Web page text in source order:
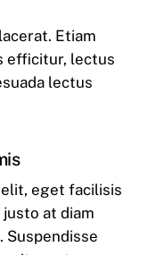
Etiam
efficitur, lectus
lectus
eget facilisis
at diam
Suspendisse